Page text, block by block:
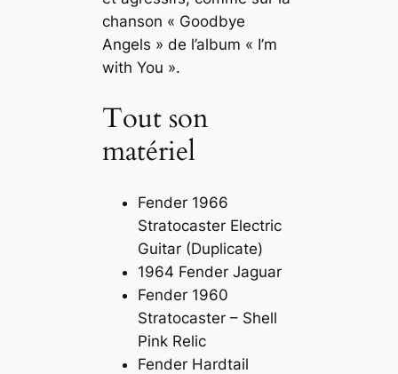
chanson « Goodbye
Angels » de l’album « I’m
with You ».
Tout son
matériel
Fender 1966
Stratocaster Electric
Guitar (Duplicate)
1964 Fender Jaguar
Fender 1960
Stratocaster – Shell
Pink Relic
Fender Hardtail